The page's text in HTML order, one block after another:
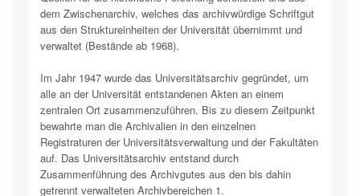
dem Zwischenarchiv, welches das archivwürdige Schriftgut
aus den Struktureinheiten der Universität übernimmt und
verwaltet (Bestände ab 1968).
Im Jahr 1947 wurde das Universitätsarchiv gegründet, um
alle an der Universität entstandenen Akten an einem
zentralen Ort zusammenzuführen. Bis zu diesem Zeitpunkt
bewahrte man die Archivalien in den einzelnen
Registraturen der Universitätsverwaltung und der Fakultäten
auf. Das Universitätsarchiv entstand durch
Zusammenführung des Archivgutes aus den bis dahin
getrennt verwalteten Archivbereichen 1.